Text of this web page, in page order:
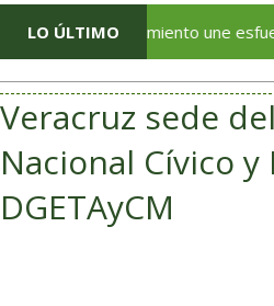
LO ÚLTIMO
Ayuntamiento une esfuerzos
Veracruz sede
Nacional Cívico
DGETAyCM